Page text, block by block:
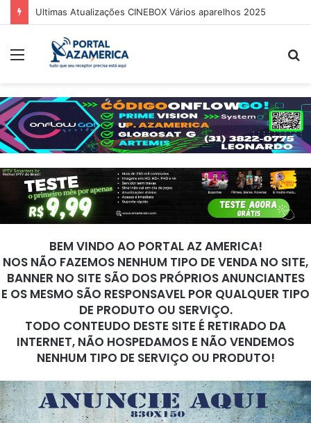
Guia Oficial de Recuperação do LED Vermelho
BEM VINDO AO PORTAL AZ AMERICA!
NOS NÃO FAZEMOS NENHUM TIPO DE VENDA NO SITE,
BANNER NO SITE SÃO DOS PRÓPRIOS ANUNCIANTES
E OS MESMO SÃO RESPONSAVEL POR QUALQUER TIPO
DE PRODUTO OU SERVIÇO.
TODO CONTEUDO DESTE SITE É RETIRADO DA
INTERNET, NÃO HOSPEDAMOS E NÃO VENDEMOS
NENHUM TIPO DE SERVIÇO OU PRODUTO!